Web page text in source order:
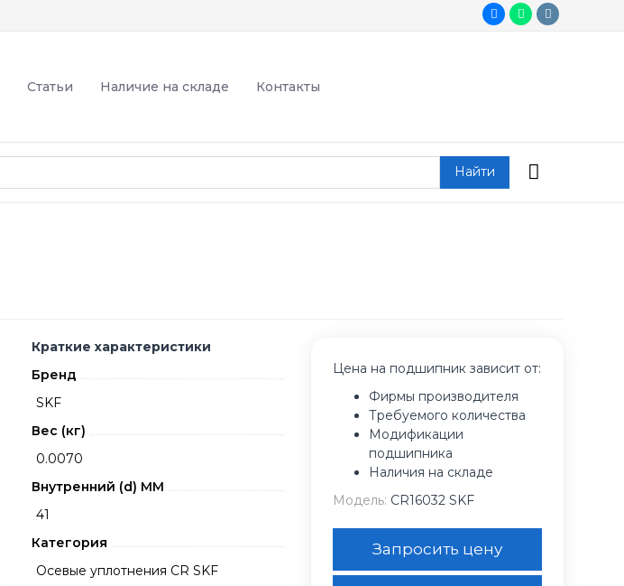
Статьи Наличие на складе Контакты
Найти
Краткие характеристики
Бренд
SKF
Вес (кг)
0.0070
Внутренний (d) ММ
41
Категория
Осевые уплотнения CR SKF
Цена на подшипник зависит от:
Фирмы производителя
Требуемого количества
Модификации
подшипника
Наличия на складе
Модель: CR16032 SKF
Запросить цену